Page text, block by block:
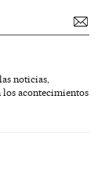
noticias,
los acontecimientos